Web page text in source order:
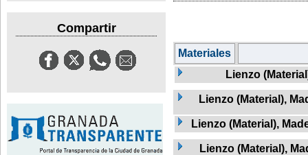
Compartir
Materiales
Lienzo
Lienzo (Material),
Lienzo (Material),
Lienzo (Material),